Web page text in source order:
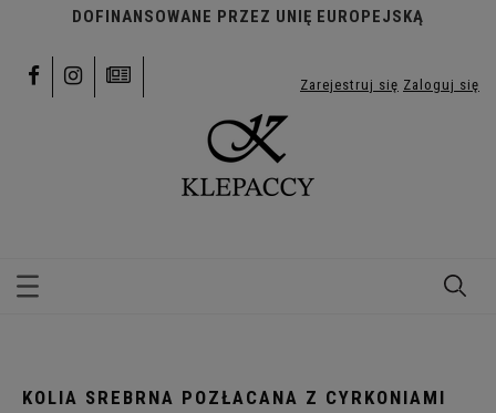
Zarejestruj się Zaloguj się
KOLIA SREBRNA POZŁACANA Z CYRKONIAMI
DOFINANSOWANE PRZEZ UNIĘ EUROPEJSKĄ